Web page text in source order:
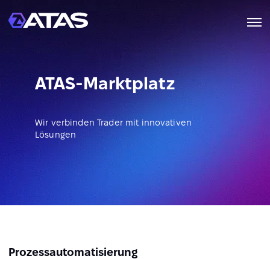
ATAS-Marktplatz
Wir verbinden Trader mit innovativen
Lösungen
Prozessautomatisierung